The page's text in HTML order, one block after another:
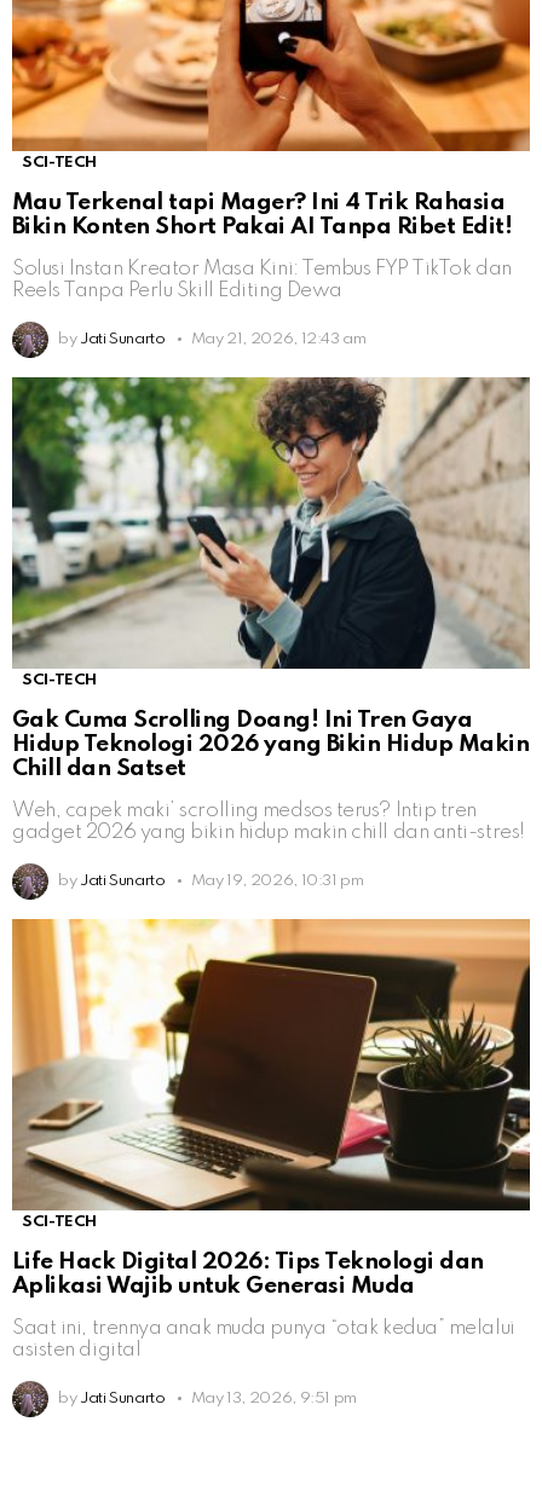
SCI-TECH
Mau Terkenal tapi Mager? Ini 4 Trik Rahasia
Bikin Konten Short Pakai AI Tanpa Ribet Edit!
Solusi Instan Kreator Masa Kini: Tembus FYP TikTok dan
Reels Tanpa Perlu Skill Editing Dewa
by Jati Sunarto May 21, 2026, 12:43 am
SCI-TECH
Gak Cuma Scrolling Doang! Ini Tren Gaya
Hidup Teknologi 2026 yang Bikin Hidup Makin
Chill dan Satset
Weh, capek maki’ scrolling medsos terus? Intip tren
gadget 2026 yang bikin hidup makin chill dan anti-stres!
by Jati Sunarto May 19, 2026, 10:31 pm
SCI-TECH
Life Hack Digital 2026: Tips Teknologi dan
Aplikasi Wajib untuk Generasi Muda
Saat ini, trennya anak muda punya “otak kedua” melalui
asisten digital
by Jati Sunarto May 13, 2026, 9:51 pm